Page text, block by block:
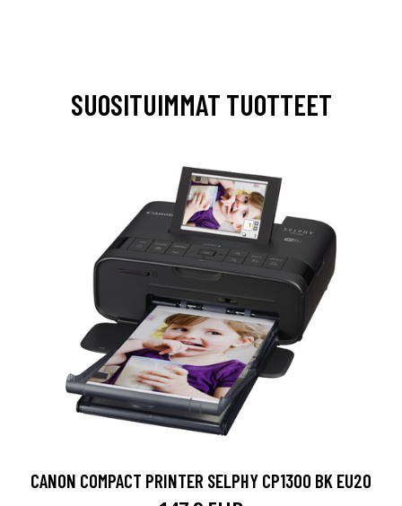
SUOSITUIMMAT TUOTTEET
CANON COMPACT PRINTER SELPHY CP1300 BK EU20